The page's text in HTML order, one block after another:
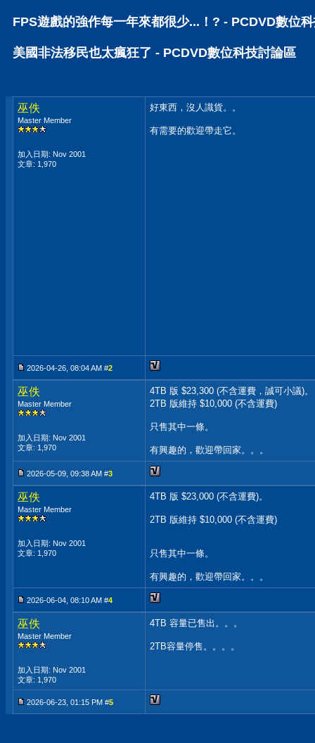
FPS遊戲的強作每一年來都很少...！? - PCDVD數位
美國非法移民也太瘋狂了 - PCDVD數位科技討論區
巫佚
Master Member
加入日期: Nov 2001
文章: 1,970
好東西，沒人識貨。。
有需要的歡迎帶走它。
2026-04-26, 08:04 AM #2
巫佚
Master Member
加入日期: Nov 2001
文章: 1,970
4TB 版 $23,300 (不含運費，誠可小議)。
2TB 版維持 $10,000 (不含運費)
只售其中一條。
有興趣的，歡迎帶回家。。。
2026-05-09, 09:38 AM #3
巫佚
Master Member
加入日期: Nov 2001
文章: 1,970
4TB 版 $23,000 (不含運費)。
2TB 版維持 $10,000 (不含運費)
只售其中一條。
有興趣的，歡迎帶回家。。。
2026-06-04, 08:10 AM #4
巫佚
Master Member
加入日期: Nov 2001
文章: 1,970
4TB 容量已售出。。。
2TB容量停售。。。。
2026-06-23, 01:15 PM #5